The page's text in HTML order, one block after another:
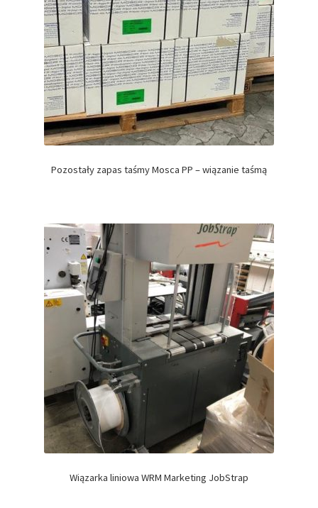
Pozostały zapas taśmy Mosca PP – wiązanie taśmą
Wiązarka liniowa WRM Marketing JobStrap